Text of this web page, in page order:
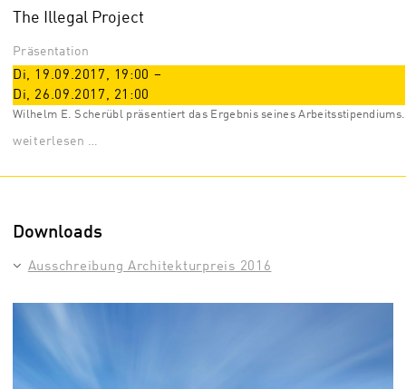
The Illegal Project
Präsentation
Di, 19.09.2017, 19:00 –
Di, 26.09.2017, 21:00
Wilhelm E. Scherübl präsentiert das Ergebnis seines Arbeitsstipendiums.
weiterlesen …
Downloads
Ausschreibung Architekturpreis 2016